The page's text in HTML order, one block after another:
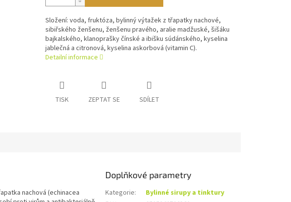
Složení: voda, fruktóza, bylinný výtažek z třapatky nachové,
sibiřského ženšenu, ženšenu pravého, aralie madžuské, šišáku
bajkalského, klanoprašky čínské a ibišku súdánského, kyselina
jablečná a citronová, kyselina askorbová (vitamin C).
Detailní informace
TISK ZEPTAT SE SDÍLET
nachová (echinacea
Doplňkové parametry
Kategorie:
Bylinné sirupy a tinktury